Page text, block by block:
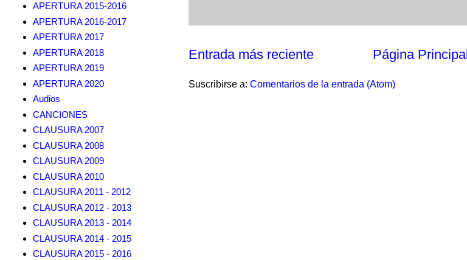
Entrada más reciente Página Principal
Suscribirse a: Comentarios de la entrada (Atom)
APERTURA 2015-2016
APERTURA 2016-2017
APERTURA 2017
APERTURA 2018
APERTURA 2019
APERTURA 2020
Audios
CANCIONES
CLAUSURA 2007
CLAUSURA 2008
CLAUSURA 2009
CLAUSURA 2010
CLAUSURA 2011 - 2012
CLAUSURA 2012 - 2013
CLAUSURA 2013 - 2014
CLAUSURA 2014 - 2015
CLAUSURA 2015 - 2016